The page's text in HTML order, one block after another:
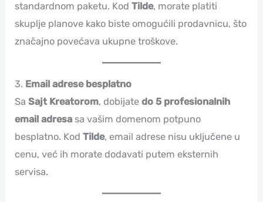
standardnom paketu. KodTilde, morate platiti
skuplje planove kako biste omogućili prodavnicu, što
značajno povećava ukupne troškove.
3. Email adrese besplatno
SaSajt Kreatorom, dobijatedo 5 profesionalnih
email adresa sa vašim domenom potpuno
besplatno. KodTilde, email adrese nisu uključene u
cenu, već ih morate dodavati putem eksternih
servisa.